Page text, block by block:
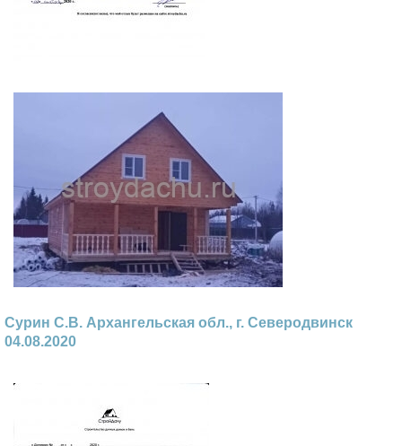
Сурин С.В. Архангельская обл., г. Северодвинск
04.08.2020